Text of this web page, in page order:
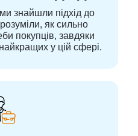
знайшли підхід до
як сильно
покупців, завдяки
у цій сфері.